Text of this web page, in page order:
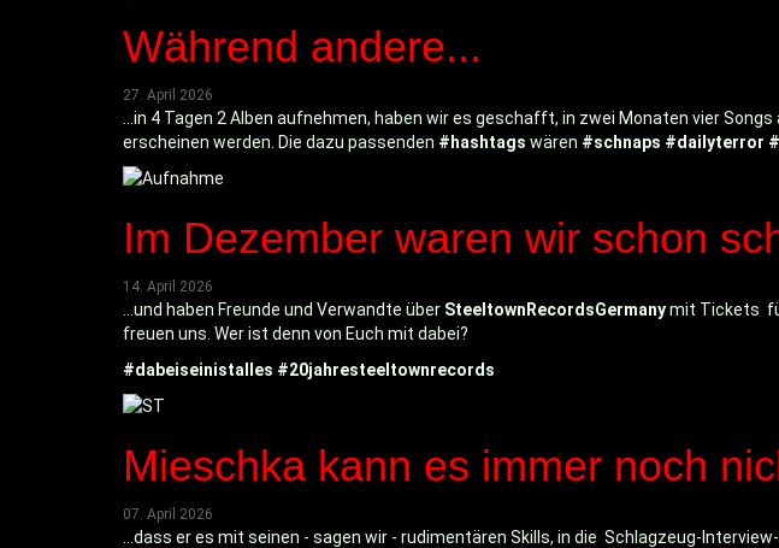
Während andere...
27. April 2026
...in 4 Tagen 2 Alben aufnehmen, haben wir es geschafft, in zwei Monaten vier
erscheinen werden. Die dazu passenden #hashtags wären #schnaps #dailyterror
Im Dezember waren wir schon
14. April 2026
...und haben Freunde und Verwandte über SteeltownRecordsGermanymit Tickets
freuen uns. Wer ist denn von Euch mit dabei?
#dabeiseinistalles #20jahresteeltownrecords
Mieschka kann es immer noch
07. April 2026
...dass er es mit seinen - sagen wir - rudimentären Skills, in die Schlagzeug-